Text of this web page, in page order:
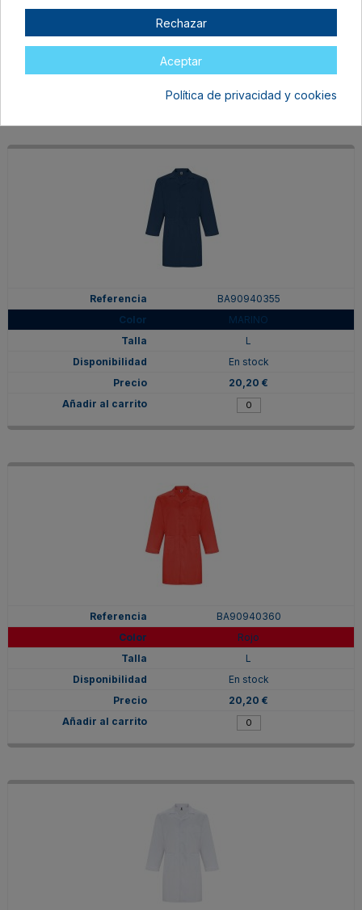
En stock
BA90940355
MARINO
L
En stock
20,20 €
BA90940360
Rojo
L
En stock
20,20 €
Rechazar
Aceptar
Política de privacidad y cookies